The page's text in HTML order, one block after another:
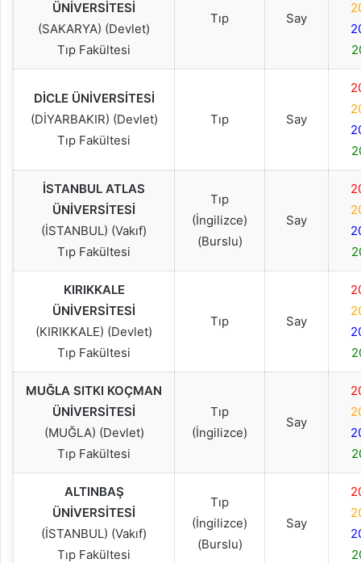
ÜNİVERSİTESİ
(SAKARYA) (Devlet)
Tıp Fakültesi
Tıp Say
DİCLE ÜNİVERSİTESİ
(DİYARBAKIR) (Devlet)
Tıp Fakültesi
Tıp Say
İSTANBUL ATLAS
ÜNİVERSİTESİ
(İSTANBUL) (Vakıf)
Tıp Fakültesi
Tıp
(İngilizce)
(Burslu)
Say
KIRIKKALE
ÜNİVERSİTESİ
(KIRIKKALE) (Devlet)
Tıp Fakültesi
Tıp Say
MUĞLA SITKI KOÇMAN
ÜNİVERSİTESİ
(MUĞLA) (Devlet)
Tıp Fakültesi
Tıp
(İngilizce)
Say
ALTINBAŞ
ÜNİVERSİTESİ
(İSTANBUL) (Vakıf)
Tıp Fakültesi
Tıp
(İngilizce)
(Burslu)
Say